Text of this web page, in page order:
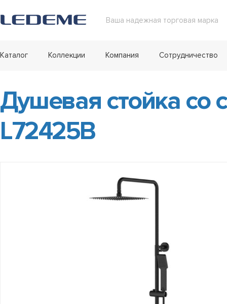
Ваша надежная торговая марка
Каталог Коллекции Компания Сотрудничество
Душевая стойка со
L72425B